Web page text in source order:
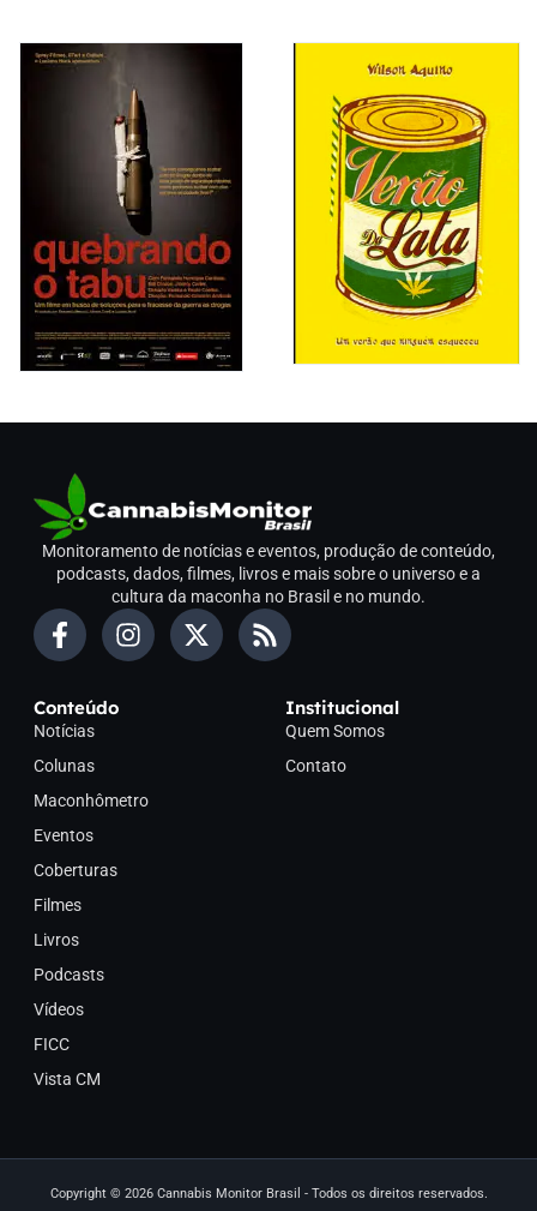
Monitoramento de notícias e eventos, produção de conteúdo,
podcasts, dados, filmes, livros e mais sobre o universo e a
cultura da maconha no Brasil e no mundo.
Conteúdo
Notícias
Colunas
Maconhômetro
Eventos
Coberturas
Filmes
Livros
Podcasts
Vídeos
FICC
Vista CM
Institucional
Quem Somos
Contato
Copyright © 2026 Cannabis Monitor Brasil - Todos os direitos reservados.